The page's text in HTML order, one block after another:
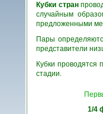
Кубки стран
случайным
предложенными
Пары
представители
Кубки проводятся
стадии.
1/4